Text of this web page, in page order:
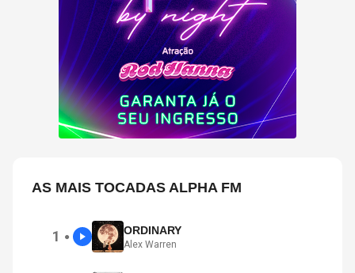
AS MAIS TOCADAS ALPHA FM
1 ● ORDINARY
Alex Warren